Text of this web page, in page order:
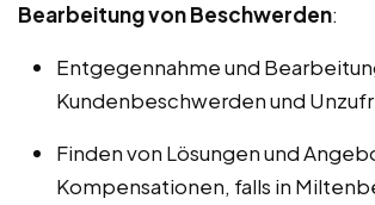
Bearbeitung von Beschwerden:
Entgegennahme und
Kundenbeschwerden und
Finden von Lösungen und
Kompensationen, falls in